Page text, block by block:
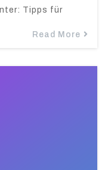
Tipps für
Read More